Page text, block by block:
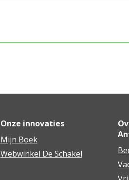
Onze innovaties
Mijn Boek
Webwinkel De Schakel